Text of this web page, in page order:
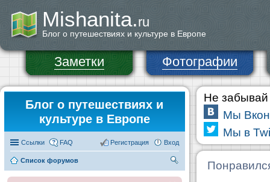
Mishanita.ru
Блог о путешествиях и культуре в Европе
Заметки Фотографии
Блог о путешествиях и
культуре в Европе
Ссылки FAQ Вход
Регистрация
Список форумов
Не забывай
Мы
Мы в